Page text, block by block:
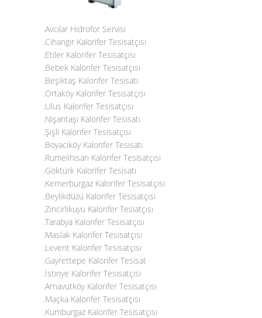
.Avcılar Hidrofor Servisi
.Cihangir Kalorifer Tesisatçısı
.Etiler Kalorifer Tesisatçısı
.Bebek Kalorifer Tesisatçısı
.Beşiktaş Kalorifer Tesisatı
.Ortaköy Kalorifer Tesisatçısı
.Ulus Kalorifer Tesisatçısı
.Nişantaşı Kalorifer Tesisatı
.Şişli Kalorifer Tesisatçısı
.Boyacıköy Kalorifer Tesisatı
.Rumelihisarı Kalorifer Tesisatçısı
.Göktürk Kalorifer Tesisatı
.Kemerburgaz Kalorifer Tesisatçısı
.Beylikdüzü Kalorifer Tesisatçısı
.Zincirlikuyu Kalorifer Tesiatçısı
.Tarabya Kalorifer Tesisatçısı
.Maslak Kalorifer Tesisatçısı
.Levent Kalorifer Tesisatçısı
.Gayrettepe Kalorifer Tesisat
.İstinye Kalorifer Tesisatçısı
.Arnavutköy Kalorifer Tesisatçısı
.Maçka Kalorifer Tesisatçısı
.Kumburgaz Kalorifer Tesisatçısı